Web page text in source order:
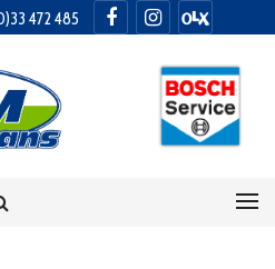
472 485